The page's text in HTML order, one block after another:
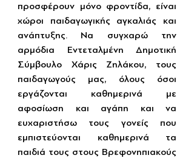
προσφέρουν μόνο φροντίδα, είναι
χώροι παιδαγωγικής αγκαλιάς και
ανάπτυξης. Να συγχαρώ την
αρμόδια Εντεταλμένη Δημοτική
Σύμβουλο Χάρις Ζηλάκου, τους
παιδαγωγούς μας, όλους όσοι
εργάζονται καθημερινά με
αφοσίωση και αγάπη και να
ευχαριστήσω τους γονείς που
εμπιστεύονται καθημερινά τα
παιδιά τους στους Βρεφονηπιακούς